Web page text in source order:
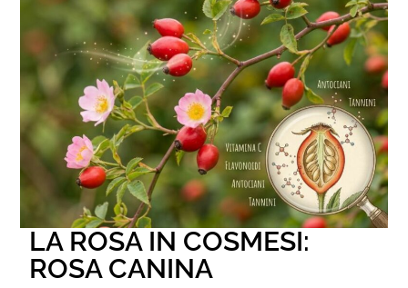
LA ROSA IN COSMESI:
ROSA CANINA